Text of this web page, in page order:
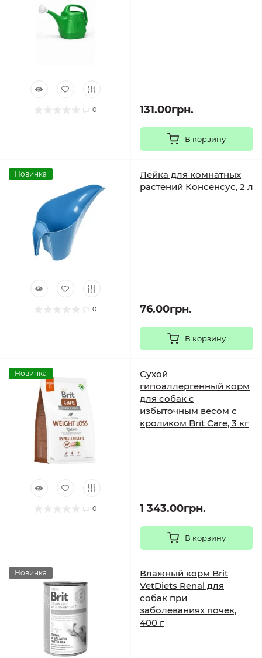
0 131.00грн.
В корзину
Новинка
0
Лейка для комнатных
растений Консенсус, 2 л
76.00грн.
В корзину
Новинка
0
Сухой
гипоаллергенный корм
для собак с
избыточным весом с
кроликом Brit Care, 3 кг
1 343.00грн.
В корзину
Новинка
Влажный корм Brit
VetDiets Renal для
собак при
заболеваниях почек,
400 г